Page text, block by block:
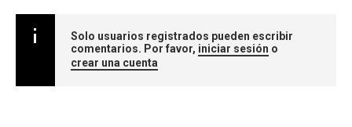
Solo usuarios registrados pueden escribir
comentarios. Por favor, iniciar sesión o
crear una cuenta